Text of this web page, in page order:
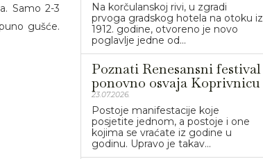
Samo 2-3
gušće.
Na korčulanskoj rivi, u zgradi
prvoga gradskog hotela na otoku iz
1912. godine, otvoreno je novo
poglavlje jedne od...
Poznati Renesansni festival
ponovno osvaja Koprivnicu
23.07.2026.
Postoje manifestacije koje
posjetite jednom, a postoje i one
kojima se vraćate iz godine u
godinu. Upravo je takav...